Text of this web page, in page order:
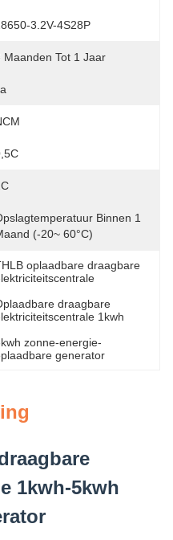
3.2V-4S28P
Maanden Tot 1 Jaar
Binnen 1
(-20~ 60°C)
oplaadbare draagbare
draagbare
1kwh
zonne-energie-
generator
1kwh-5kwh